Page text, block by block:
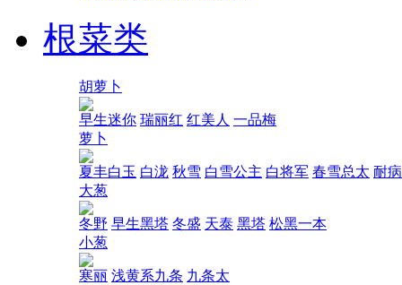
根菜类
胡萝卜
早生迷你 瑞丽红 红美人 一品梅
萝卜
夏丰白玉 白泷 秋雪 白雪公主 白将军 春雪总太 耐
大葱
冬野 早生黑塔 冬盛 天泰 黑塔 松黑一本
小葱
寒丽 浅黄系九条 九条太